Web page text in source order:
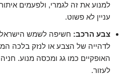
למנוע את זה לגמרי, ולפעמים
עניין לא פשוט.
צבע הרכב: חשיפה לשמש
לדהייה של הצבע או לנזק בלכה
האופקיים כמו גג ומכסה מנוע.
לעזור.